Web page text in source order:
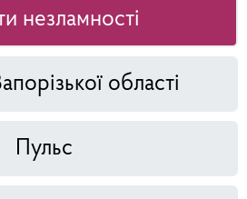
незламності
області
Пульс